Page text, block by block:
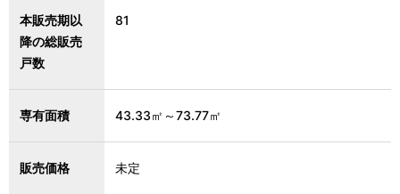
本販売期以
降の総販売
戸数
81
専有面積 43.33㎡～73.77㎡
販売価格 未定